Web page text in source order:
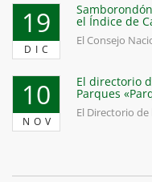
19
DIC
el Índice de
El Consejo
10
NOV
El directorio
Parques
El Directorio